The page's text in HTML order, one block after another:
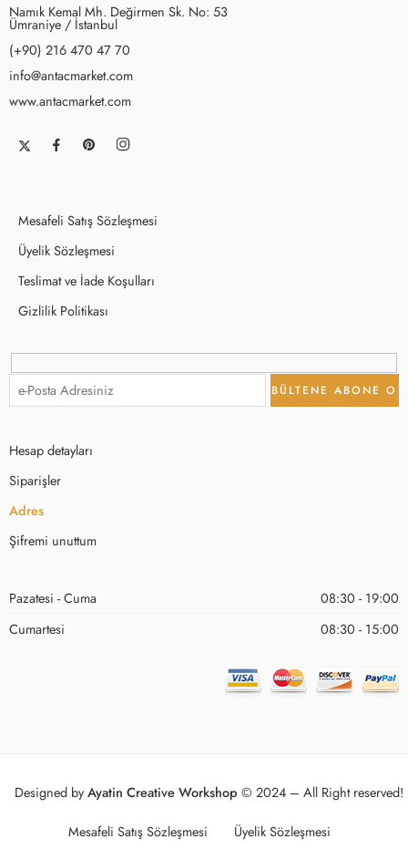
Namık Kemal Mh. Değirmen Sk. No: 53
Ümraniye / İstanbul
(+90) 216 470 47 70
info@antacmarket.com
www.antacmarket.com
Mesafeli Satış Sözleşmesi
Üyelik Sözleşmesi
Teslimat ve İade Koşulları
Gizlilik Politikası
Hesap detayları
Siparişler
Adres
Şifremi unuttum
Pazatesi - Cuma
08:30 - 19:00
Cumartesi
08:30 - 15:00
Designed byAyatin Creative Workshop © 2024 – All Right reserved!
Mesafeli Satış Sözleşmesi Üyelik Sözleşmesi